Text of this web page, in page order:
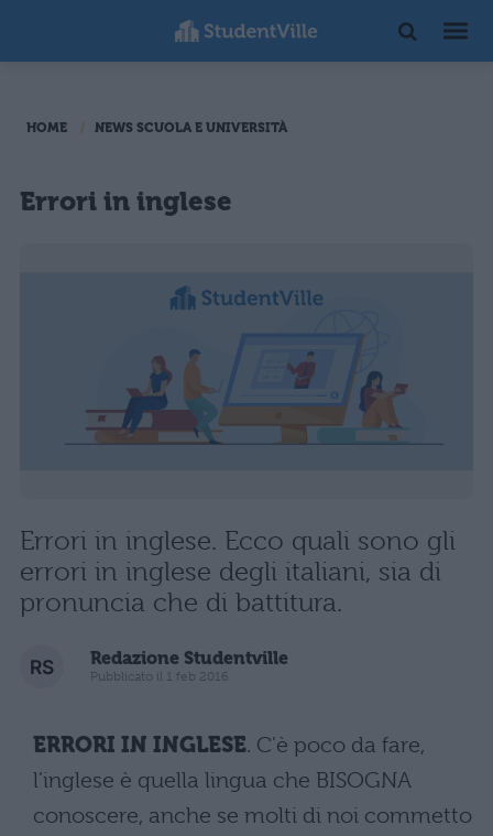
HOME NEWS SCUOLA E UNIVERSITÀ
Errori in inglese
Errori in inglese. Ecco quali sono gli
errori in inglese degli italiani, sia di
pronuncia che di battitura.
Redazione Studentville
Pubblicato il 1 feb 2016
ERRORI IN INGLESE. C'è poco da fare,
l'inglese è quella lingua che BISOGNA
conoscere, anche se molti di noi commetto